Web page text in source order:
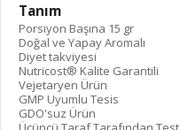
Tanım
Porsiyon Başına 15 gr
Doğal ve Yapay Aromalı
Diyet takviyesi
Nutricost® Kalite Garantili
Vejetaryen Ürün
GMP Uyumlu Tesis
GDO'suz Ürün